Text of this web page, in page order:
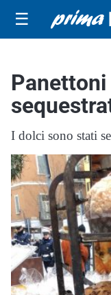
☰
I dolci sono stati